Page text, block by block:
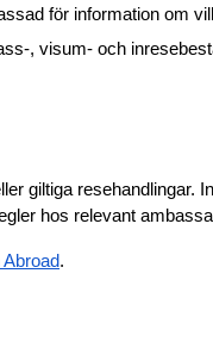
för information om
, visum- och
giltiga resehandlingar.
hos relevant
.